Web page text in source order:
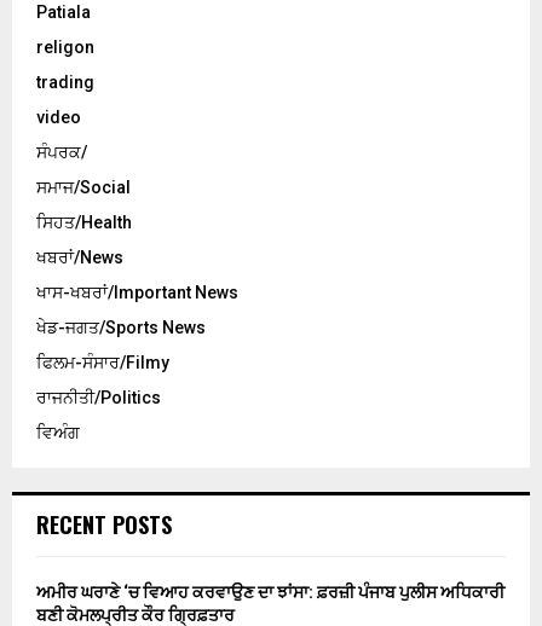
Patiala
religon
trading
video
ਸੰਪਰਕ/
ਸਮਾਜ/Social
ਸਿਹਤ/Health
ਖਬਰਾਂ/News
ਖਾਸ-ਖਬਰਾਂ/Important News
ਖੇਡ-ਜਗਤ/Sports News
ਫਿਲਮ-ਸੰਸਾਰ/Filmy
ਰਾਜਨੀਤੀ/Politics
ਵਿਅੰਗ
RECENT POSTS
ਅਮੀਰ ਘਰਾਣੇ ‘ਚ ਵਿਆਹ ਕਰਵਾਉਣ ਦਾ ਝਾਂਸਾ: ਫ਼ਰਜ਼ੀ ਪੰਜਾਬ ਪੁਲੀਸ ਅਧਿਕਾਰੀ
ਬਣੀ ਕੋਮਲਪ੍ਰੀਤ ਕੌਰ ਗ੍ਰਿਫ਼ਤਾਰ